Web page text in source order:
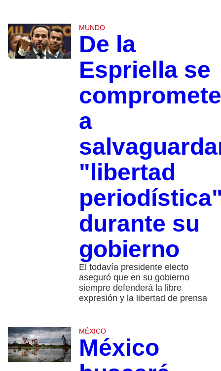
MUNDO
De la
Espriella se
compromete
a
"libertad
durante su
gobierno
El todavía presidente electo
aseguró que en su gobierno
siempre defenderá la libre
expresión y la libertad de prensa
MÉXICO
México